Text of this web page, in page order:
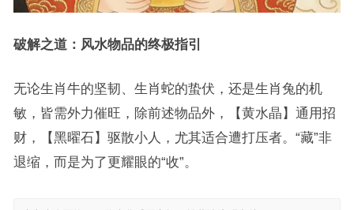
破解之道：风水物品的终极指引
无论生肖牛的坚韧、生肖蛇的蛰伏，还是生肖兔的机
敏，皆需外力催旺，除前述物品外，【黄水晶】通用招
财，【黑曜石】驱散小人，尤其适合遭打压者。“藏”非
退缩，而是为了更耀眼的“收”。